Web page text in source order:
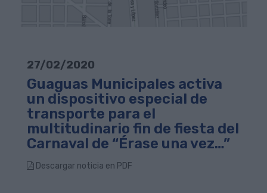
27/02/2020
Guaguas Municipales activa
un dispositivo especial de
transporte para el
multitudinario fin de fiesta del
Carnaval de “Érase una vez…”
Descargar noticia en PDF